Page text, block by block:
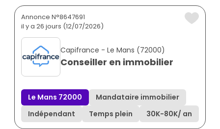
Annonce N°8647691
il y a 26 jours (12/07/2026)
Capifrance - Le Mans (72000)
Conseiller en immobilier
Le Mans 72000
Mandataire immobilier
Indépendant
Temps plein 30K-80K/ an